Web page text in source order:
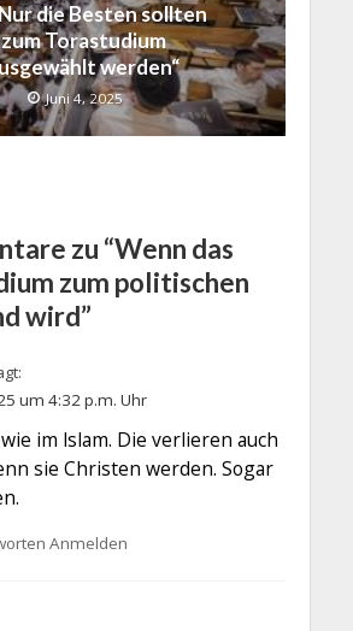
die Besten sollten
zum Torastudium
werden“
Juni 4, 2025
zu “Wenn das
zum politischen
wird”
um 4:32 p.m. Uhr
im lslam. Die verlieren auch
sie Christen werden. Sogar
Anmelden